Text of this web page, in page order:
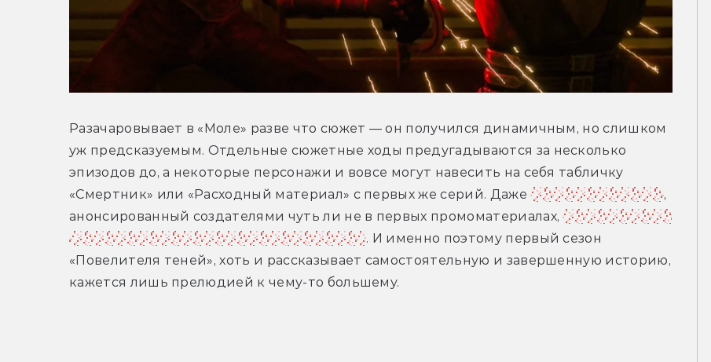
Разачаровывает в «Моле» разве что сюжет — он получился динамичным, но слишком
уж предсказуемым. Отдельные сюжетные ходы предугадываются за несколько
эпизодов до, а некоторые персонажи и вовсе могут навесить на себя табличку
«Смертник» или «Расходный материал» с первых же серий. Даже союз Мола и Девон,
анонсированный создателями чуть ли не в первых промоматериалах, случился лишь
за тридцать секунд до финальных титров. И именно поэтому первый сезон
«Повелителя теней», хоть и рассказывает самостоятельную и завершенную историю,
кажется лишь прелюдией к чему-то большему.